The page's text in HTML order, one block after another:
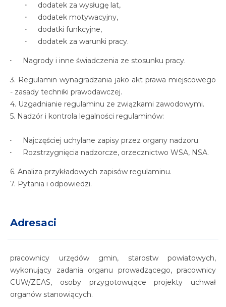
dodatek za wysługę lat,
dodatek motywacyjny,
dodatki funkcyjne,
dodatek za warunki pracy.
Nagrody i inne świadczenia ze stosunku pracy.
3. Regulamin wynagradzania jako akt prawa miejscowego
- zasady techniki prawodawczej.
4. Uzgadnianie regulaminu ze związkami zawodowymi.
5. Nadzór i kontrola legalności regulaminów:
Najczęściej uchylane zapisy przez organy nadzoru.
Rozstrzygnięcia nadzorcze, orzecznictwo WSA, NSA.
6. Analiza przykładowych zapisów regulaminu.
7. Pytania i odpowiedzi.
Adresaci
pracownicy urzędów gmin, starostw powiatowych,
wykonujący zadania organu prowadzącego, pracownicy
CUW/ZEAS, osoby przygotowujące projekty uchwał
organów stanowiących.